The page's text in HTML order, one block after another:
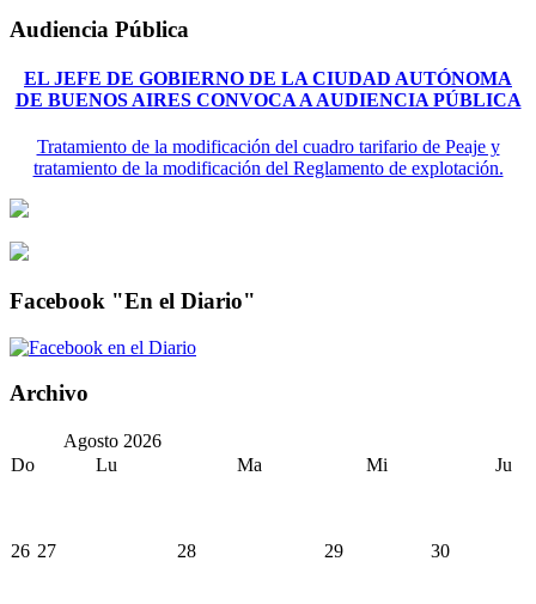
Audiencia Pública
EL JEFE DE GOBIERNO DE LA CIUDAD AUTÓNOMA
DE BUENOS AIRES CONVOCA A AUDIENCIA PÚBLICA
Tratamiento de la modificación del cuadro tarifario de Peaje y
tratamiento de la modificación del Reglamento de explotación.
Facebook "En el Diario"
Archivo
Agosto 2026
Do
Lu Ma Mi Ju
26 27 28 29 30